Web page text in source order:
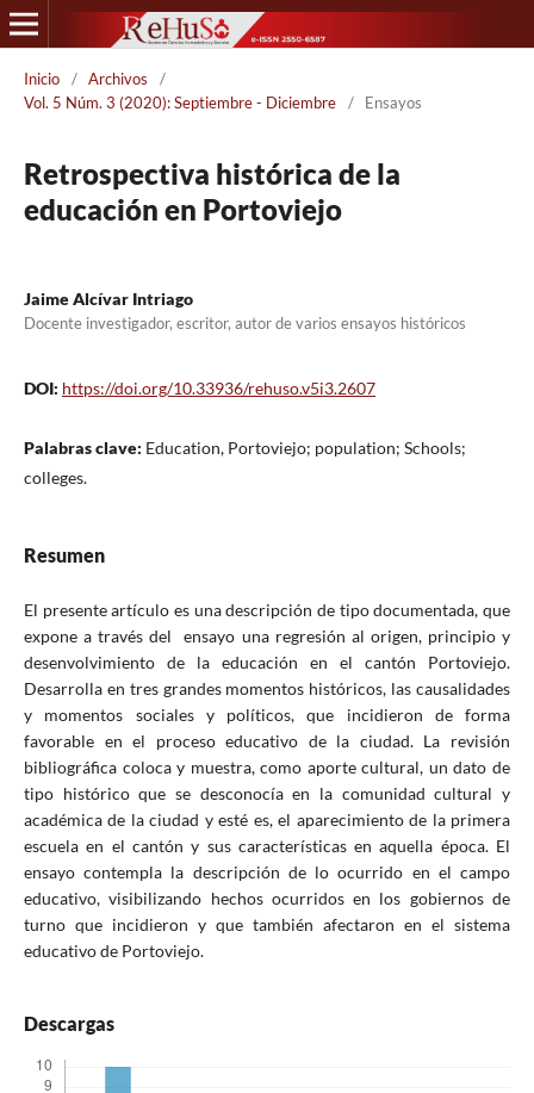
Inicio / Archivos
/
Vol. 5 Núm. 3 (2020): Septiembre - Diciembre
/ Ensayos
Retrospectiva histórica de la
educación en Portoviejo
Jaime Alcívar Intriago
Docente investigador, escritor, autor de varios ensayos históricos
DOI: https://doi.org/10.33936/rehuso.v5i3.2607
Palabras clave: Education, Portoviejo; population; Schools;
colleges.
Resumen
El presente artículo es una descripción de tipo documentada, que
expone a través del ensayo una regresión al origen, principio y
desenvolvimiento de la educación en el cantón Portoviejo.
Desarrolla en tres grandes momentos históricos, las causalidades
y momentos sociales y políticos, que incidieron de forma
favorable en el proceso educativo de la ciudad. La revisión
bibliográfica coloca y muestra, como aporte cultural, un dato de
tipo histórico que se desconocía en la comunidad cultural y
académica de la ciudad y esté es, el aparecimiento de la primera
escuela en el cantón y sus características en aquella época. El
ensayo contempla la descripción de lo ocurrido en el campo
educativo, visibilizando hechos ocurridos en los gobiernos de
turno que incidieron y que también afectaron en el sistema
educativo de Portoviejo.
Descargas